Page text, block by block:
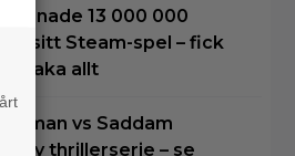
tjänade 13 000 000
på sitt Steam-spel – fick
tillbaka allt
vs Saddam
i ny thrillerserie – se